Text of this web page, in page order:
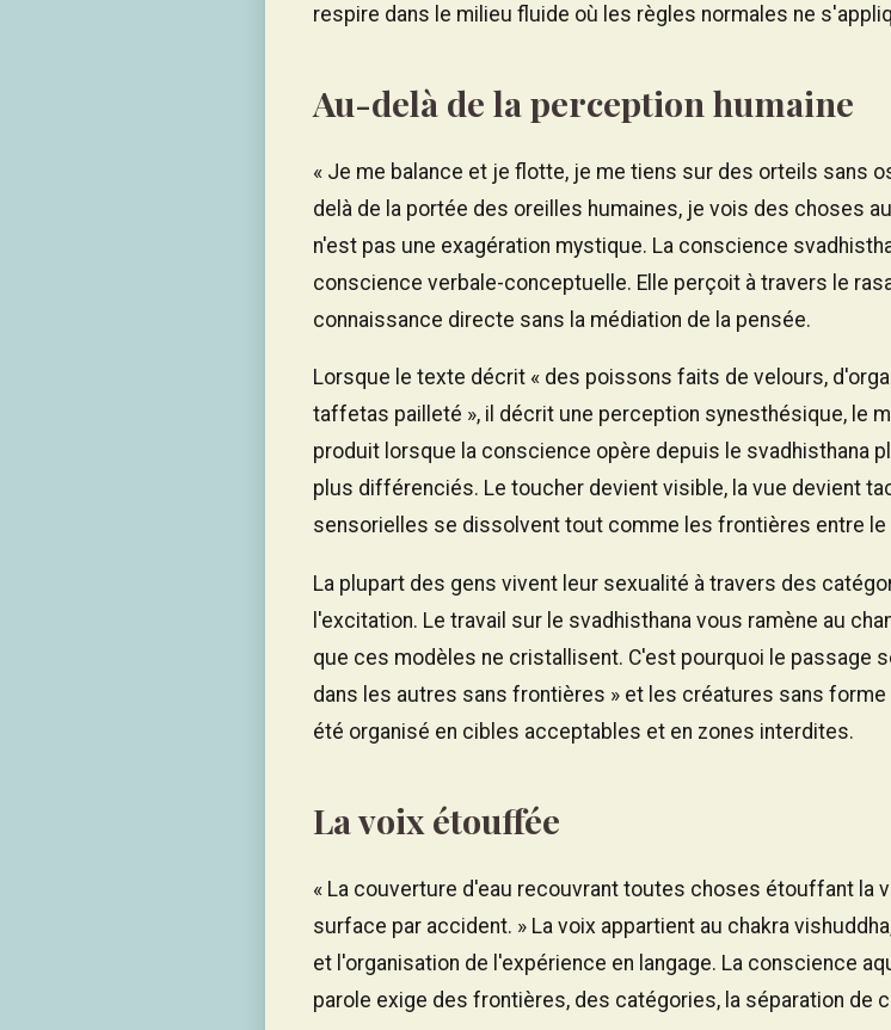
respire dans le milieu fluide où les règles normales ne
Au-delà de la perception humaine
« Je me balance et je flotte, je me tiens sur des orteils sans
delà de la portée des oreilles humaines, je vois des choses
n'est pas une exagération mystique. La conscience
conscience verbale-conceptuelle. Elle perçoit à travers le
connaissance directe sans la médiation de la pensée.
Lorsque le texte décrit « des poissons faits de velours,
taffetas pailleté », il décrit une perception synesthésique, le
produit lorsque la conscience opère depuis le svadhisthana
plus différenciés. Le toucher devient visible, la vue devient
sensorielles se dissolvent tout comme les frontières entre
La plupart des gens vivent leur sexualité à travers des
l'excitation. Le travail sur le svadhisthana vous ramène au
que ces modèles ne cristallisent. C'est pourquoi le passage
dans les autres sans frontières » et les créatures sans forme
été organisé en cibles acceptables et en zones interdites.
La voix étouffée
« La couverture d'eau recouvrant toutes choses étouffant la
surface par accident. » La voix appartient au chakra
et l'organisation de l'expérience en langage. La conscience
parole exige des frontières, des catégories, la séparation de